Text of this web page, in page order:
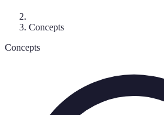
Concepts
Concepts